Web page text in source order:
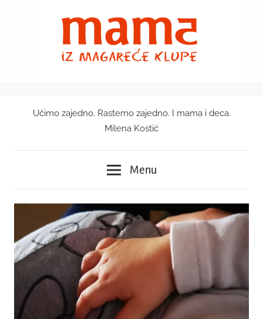
Mama
magareće
klupe
Učimo zajedno. Rastemo zajedno. I mama i deca.
Milena Kostić
Menu